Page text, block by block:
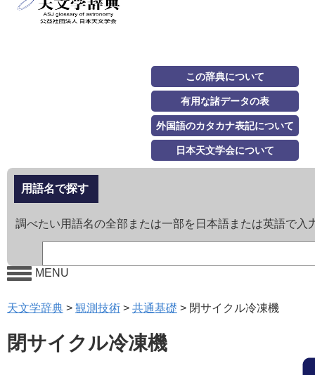
この辞典について
有用な諸データの表
外国語のカタカナ表記について
日本天文学会について
用語名で探す
調べたい用語名の全部または一部を日本語または英語で入
MENU
天文学辞典 > 観測技術 > 共通基礎 > 閉サイクル冷凍機
閉サイクル冷凍機